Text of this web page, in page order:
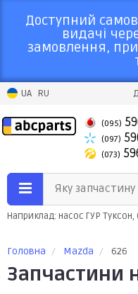
Доступний
видачі
замовлення, при
UA RU
(095)
(097)
(073)
Яку
Наприклад: насос ГУР Туксон,
Головна Mazda 626
Запчастини